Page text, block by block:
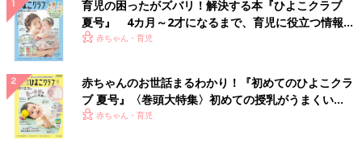
育児の困ったがズバリ！解決する本『ひよこクラブ
夏号』 4カ月～2才になるまで、育児に役立つ情報が
いっぱい！
赤ちゃん・育児
赤ちゃんのお世話まるわかり！『初めてのひよこクラ
ブ 夏号』〈巻頭大特集〉初めての授乳がうまくい
く！ おっぱい・ミルクの基本と夏のトラブル 解決テ
赤ちゃん・育児